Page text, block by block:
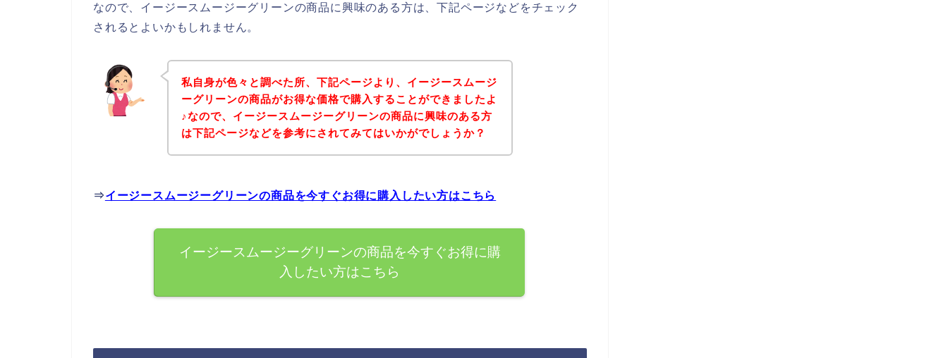
なので、イージースムージーグリーンの商品に興味のある方は、下記ページなどをチェック
されるとよいかもしれません。
私自身が色々と調べた所、下記ページより、イージースムージ
ーグリーンの商品がお得な価格で購入することができましたよ
♪なので、イージースムージーグリーンの商品に興味のある方
は下記ページなどを参考にされてみてはいかがでしょうか？
⇒イージースムージーグリーンの商品を今すぐお得に購入したい方はこちら
イージースムージーグリーンの商品を今すぐお得に購
入したい方はこちら